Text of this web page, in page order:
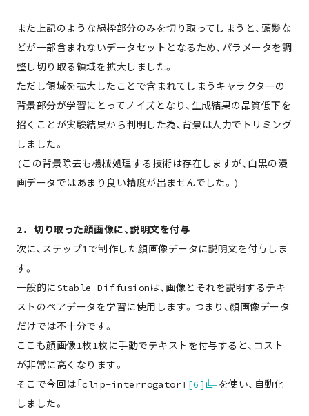
また上記のような緑枠部分のみを切り取ってしまうと、頭髪な
どが一部含まれないデータセットとなるため、パラメータを調
整し切り取る領域を拡大しました。
ただし領域を拡大したことで含まれてしまうキャラクターの
背景部分が学習にとってノイズとなり、生成結果の品質低下を
招くことが実験結果から判明した為、背景は人力でトリミング
しました。
(この背景除去も機械処理する技術は存在しますが、白黒の漫
画データではあまり良い精度が出ませんでした。)
2. 切り取った顔画像に、説明文を付与
次に、ステップ1で制作した顔画像データに説明文を付与しま
す。
一般的にStable Diffusionは、画像とそれを説明するテキ
ストのペアデータを学習に使用します。つまり、顔画像データ
だけでは不十分です。
ここも顔画像1枚1枚に手動でテキストを付与すると、コスト
が非常に高くなります。
そこで今回は「clip-interrogator」 [6]
を使い、自動化
しました。